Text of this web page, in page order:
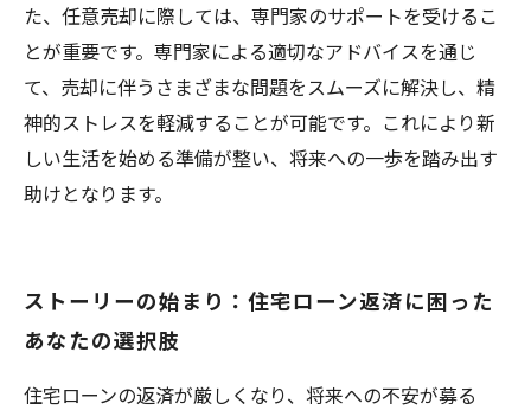
た、任意売却に際しては、専門家のサポートを受けるこ
とが重要です。専門家による適切なアドバイスを通じ
て、売却に伴うさまざまな問題をスムーズに解決し、精
神的ストレスを軽減することが可能です。これにより新
しい生活を始める準備が整い、将来への一歩を踏み出す
助けとなります。
ストーリーの始まり：住宅ローン返済に困った
あなたの選択肢
住宅ローンの返済が厳しくなり、将来への不安が募る